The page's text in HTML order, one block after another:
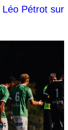
Pétrot sur